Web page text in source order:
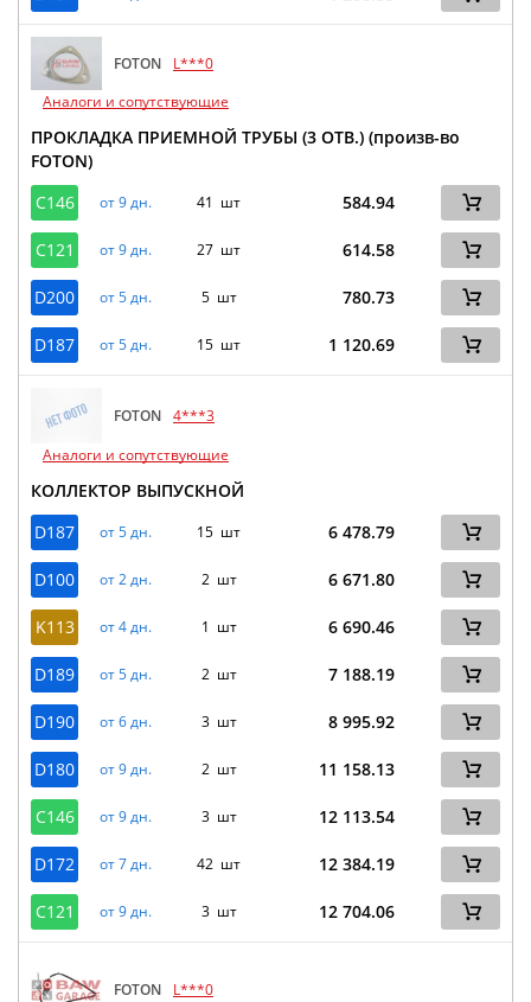
FOTON
L***0
Аналоги и сопутствующие
ПРОКЛАДКА ПРИЕМНОЙ ТРУБЫ (3 ОТВ.) (произв-во
FOTON)
C146
от 9 дн. 41 шт 584.94
C121 от 9 дн. 27 шт 614.58
D200 от 5 дн. 5 шт 780.73
D187 от 5 дн. 15 шт 1 120.69
FOTON 4***3
Аналоги и сопутствующие
КОЛЛЕКТОР ВЫПУСКНОЙ
D187
от 5 дн. 15 шт 6 478.79
D100 от 2 дн. 2 шт 6 671.80
K113 от 4 дн. 1 шт 6 690.46
D189 от 5 дн. 2 шт 7 188.19
D190 от 6 дн. 3 шт 8 995.92
D180 от 9 дн. 2 шт 11 158.13
C146 от 9 дн. 3 шт 12 113.54
D172 от 7 дн. 42 шт 12 384.19
C121 от 9 дн. 3 шт 12 704.06
FOTON L***0